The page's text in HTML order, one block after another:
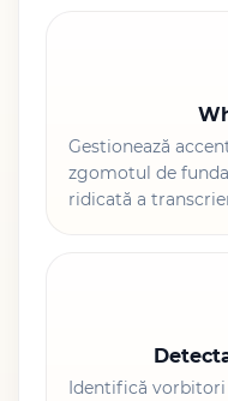
Gestionează
zgomotul de
ridicată a
Identifică